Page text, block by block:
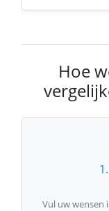
Hoe
Vul uw wensen